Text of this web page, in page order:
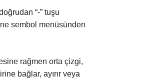
“-” tuşu
sembol menüsünden
rağmen orta çizgi,
bağlar, ayırır veya